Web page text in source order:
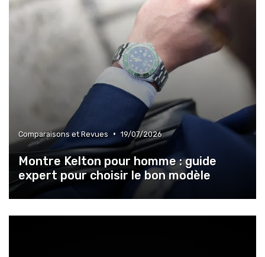
Comparaisons et Revues • 19/07/2026
Montre Kelton pour homme : guide
expert pour choisir le bon modèle